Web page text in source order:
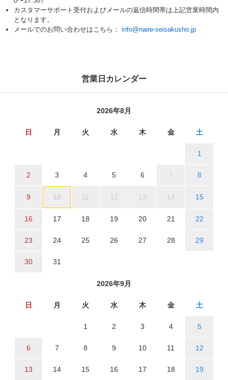
カスタマーサポート受付およびメールの返信時間帯は上記営業時間内
となります。
メールでのお問い合わせはこちら： info@naire-seisakusho.jp
営業日カレンダー
2026年8月
日 月 火 水 木 金 土
1
2 3 4 5 6 7 8
9 10 11 12 13 14 15
16 17 18 19 20 21 22
23 24 25 26 27 28 29
30 31
2026年9月
日 月 火 水 木 金 土
1 2 3 4 5
6 7 8 9 10 11 12
13 14 15 16 17 18 19